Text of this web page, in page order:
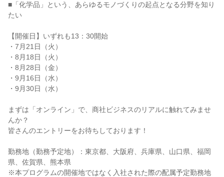
■「化学品」という、あらゆるモノづくりの起点となる分野を知り
たい
【開催日】いずれも13：30開始
・7月21日（火）
・8月18日（火）
・8月28日（金）
・9月16日（水）
・9月30日（水）
まずは「オンライン」で、商社ビジネスのリアルに触れてみませ
んか？
皆さんのエントリーをお待ちしております！
勤務地（勤務予定地）：東京都、大阪府、兵庫県、山口県、福岡
県、佐賀県、熊本県
※本プログラムの開催地ではなく入社された際の配属予定勤務地